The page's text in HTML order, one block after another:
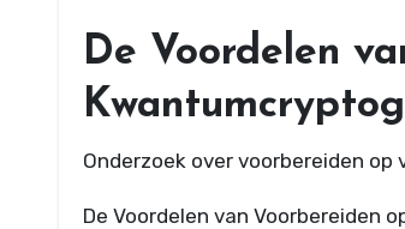
De Voordelen
Onderzoek over voorbereiden
De Voordelen van Voorbereiden